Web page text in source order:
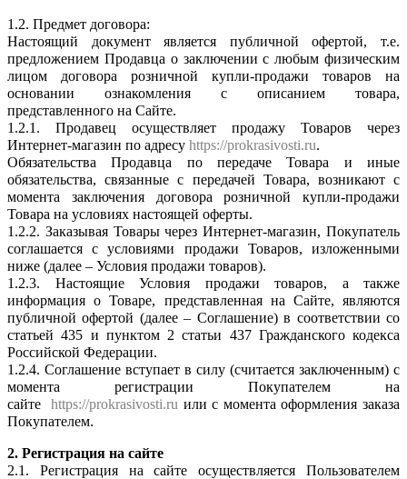
1.2. Предмет договора:
Настоящий документ является публичной офертой, т.е.
предложением Продавца о заключении с любым физическим
лицом договора розничной купли-продажи товаров на
основании ознакомления с описанием товара,
представленного на Сайте.
1.2.1. Продавец осуществляет продажу Товаров через
Интернет-магазин по адресу https://prokrasivosti.ru.
Обязательства Продавца по передаче Товара и иные
обязательства, связанные с передачей Товара, возникают с
момента заключения договора розничной купли-продажи
Товара на условиях настоящей оферты.
1.2.2. Заказывая Товары через Интернет-магазин, Покупатель
соглашается с условиями продажи Товаров, изложенными
ниже (далее – Условия продажи товаров).
1.2.3. Настоящие Условия продажи товаров, а также
информация о Товаре, представленная на Сайте, являются
публичной офертой (далее – Соглашение) в соответствии со
статьей 435 и пунктом 2 статьи 437 Гражданского кодекса
Российской Федерации.
1.2.4. Соглашение вступает в силу (считается заключенным) с
момента регистрации Покупателем на
сайтеhttps://prokrasivosti.ru или с момента оформления заказа
Покупателем.
2. Регистрация на сайте
2.1. Регистрация на сайте осуществляется Пользователем